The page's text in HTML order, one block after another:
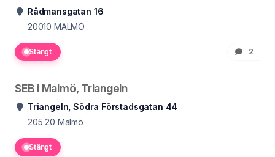
Rådmansgatan 16
20010 MALMÖ
Stängt 2
SEB i Malmö, Triangeln
Triangeln, Södra Förstadsgatan 44
205 20 Malmö
Stängt